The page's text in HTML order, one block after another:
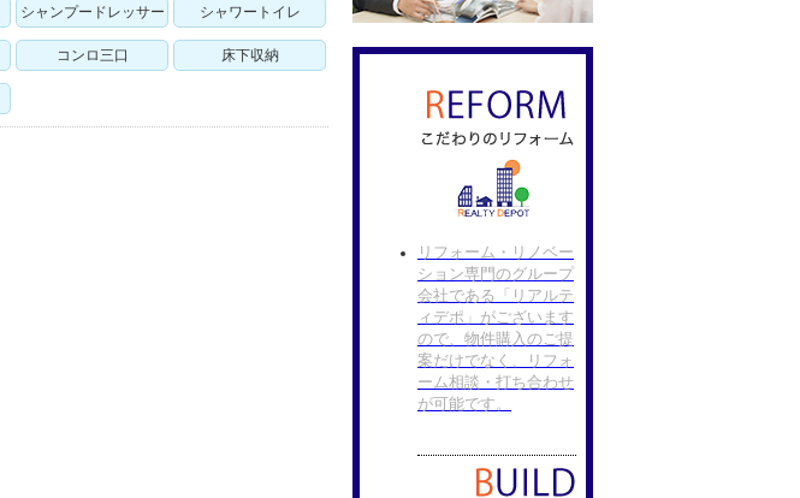
シャンプードレッサー シャワートイレ
コンロ三口 床下収納
リフォーム・リノベー
ション専門のグループ
会社である「リアルテ
ィデポ」がございます
ので、物件購入のご提
案だけでなく、リフォ
ーム相談・打ち合わせ
が可能です。